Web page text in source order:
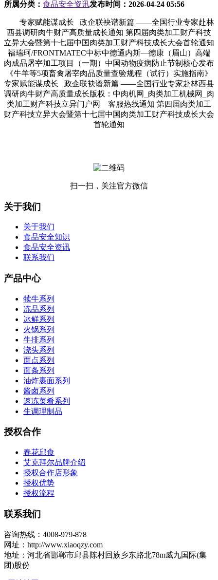
所属分类： 食品安全资讯发布时间： 2026-04-24 05:56
专家赋能谋成长 政企联袂谱新篇 ——全国行业专家赴林
西县调研肉牛财产高质量成长通知 第四届肉类加工财产科技
立异大会暨第十七届中国肉类加工财产科技成长大会首轮通知
福瑞珂/FRONTMATEC中标中德通内斯—德康（眉山）高端
肉成品屠宰加工项目（一期）中国动物疫病防止节制核心发布
《牛羊等5项畜禽屠宰肉品质量查验规程（试行）实施指南》
专家赋能谋成长 政企联袂谱新篇 ——全国行业专家赴林西县
调研肉牛财产高质量成长版权：中肉机网_肉类加工机械网_肉
类加工财产科技立异门户网 客服热线通知 第四届肉类加工
财产科技立异大会暨第十七届中国肉类加工财产科技成长大会
首轮通知
扫一扫，关注官方微信
关于我们
关于我们
食品安全知识
食品安全资讯
联系我们
产品中心
犊牛系列
冻品系列
冰鲜系列
火锅系列
牛排系列
浇头系列
面点系列
面条系列
油炸裹面系列
酱卤系列
速冻菜肴系列
生调理制品
授权合作
春花邱食
艾克拜尔品牌介绍
授权合作店形象
授权优势
授权流程
联系我们
咨询热线：4008-979-878
网址：http://www.xiaoqzy.com
地址：河北省邯郸市邱县陈村回族乡东路北78m威九国际(集
团)股份